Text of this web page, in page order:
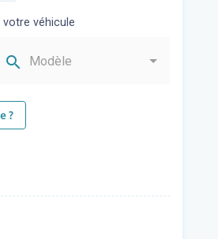
véhicule
search Modèle
?